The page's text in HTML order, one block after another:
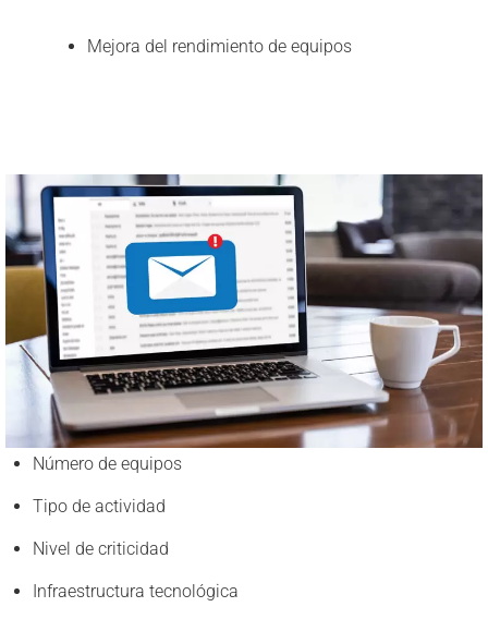
Mejora del rendimiento de equipos
Evita parones innecesarios en tu empresa.
Mantenimiento
informático adaptado
a cada negocio
Cada empresa es diferente. Por eso adapto el servicio según:
Número de equipos
Tipo de actividad
Nivel de criticidad
Infraestructura tecnológica